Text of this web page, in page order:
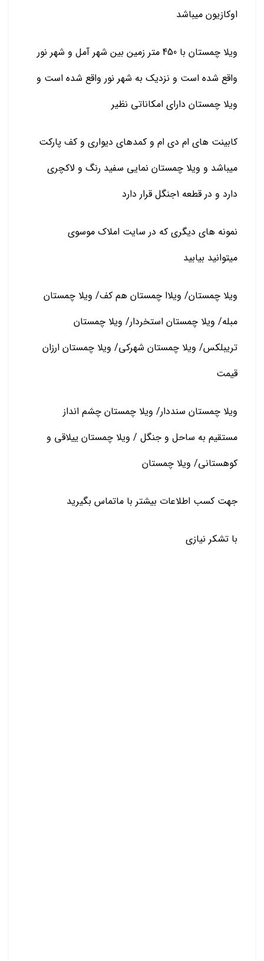
اوکازیون میباشد
ویلا چمستان با 450 متر زمین بین شهر آمل و شهر نور
واقع شده است و نزدیک به شهر نور واقع شده است و
ویلا چمستان دارای امکاناتی نظیر
کابینت های ام دی ام و کمدهای دیواری و کف پارکت
میباشد و ویلا چمستان نمایی سفید رنگ و لاکچری
دارد و در قطعه 1جنگل قرار دارد
نمونه های دیگری که در سایت املاک موسوی
میتوانید بیابید
ویلا چمستان/ ویلاا چمستان هم کف/ ویلا چمستان
مبله/ ویلا چمستان استخردار/ ویلا چمستان
تریبلکس/ ویلا چمستان شهرکی/ ویلا چمستان ارزان
قیمت
ویلا چمستان سنددار/ ویلا چمستان چشم انداز
مستقیم به ساحل و جنگل / ویلا چمستان ییلاقی و
کوهستانی/ ویلا چمستان
جهت کسب اطلاعات بیشتر با ماتماس بگیرید
با تشکر نیازی